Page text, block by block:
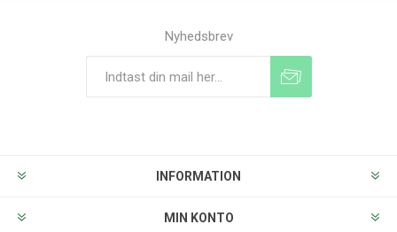
Nyhedsbrev
INFORMATION
MIN KONTO